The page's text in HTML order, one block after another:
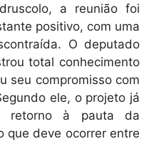
a reunião foi
positivo, com uma
O deputado
total conhecimento
seu compromisso com
ele, o projeto já
retorno à pauta da
que deve ocorrer entre